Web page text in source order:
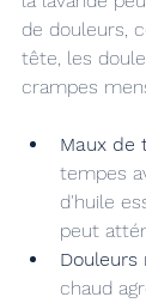
de douleurs,
tête, les
crampes
Maux de
tempes
d'huile
peut
Douleurs
chaud